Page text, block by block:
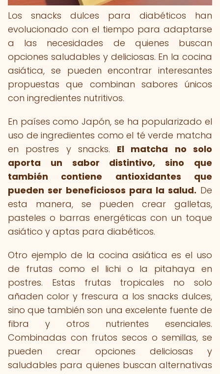
Los snacks dulces para diabéticos han
evolucionado con el tiempo para adaptarse
a las necesidades de quienes buscan
opciones saludables y deliciosas. En la cocina
asiática, se pueden encontrar interesantes
propuestas que combinan sabores únicos
con ingredientes nutritivos.
En países como Japón, se ha popularizado el
uso de ingredientes como el té verde matcha
en postres y snacks. El matcha no solo
aporta un sabor distintivo, sino que
también contiene antioxidantes que
pueden ser beneficiosos para la salud. De
esta manera, se pueden crear galletas,
pasteles o barras energéticas con un toque
asiático y aptas para diabéticos.
Otro ejemplo de la cocina asiática es el uso
de frutas como el lichi o la pitahaya en
postres. Estas frutas tropicales no solo
añaden color y frescura a los snacks dulces,
sino que también son una excelente fuente de
fibra y otros nutrientes esenciales.
Combinadas con frutos secos o semillas, se
pueden crear opciones deliciosas y
saludables para quienes buscan alternativas